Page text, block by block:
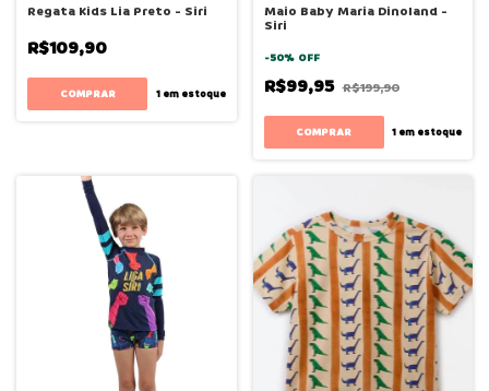
Regata Kids Lia Preto - Siri
R$109,90
COMPRAR 1em estoque
Maio Baby Maria Dinoland -
Siri
-50% OFF
R$99,95 R$199,90
COMPRAR 1 em estoque